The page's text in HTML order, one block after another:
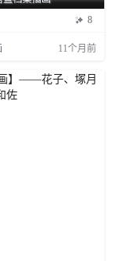
8
11个月前